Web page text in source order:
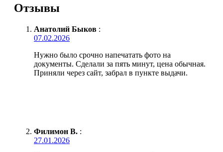
Отзывы
Анатолий Быков :
07.02.2026
Нужно было срочно напечатать фото на
документы. Сделали за пять минут, цена обычная.
Приняли через сайт, забрал в пункте выдачи.
Филимон В. :
27.01.2026